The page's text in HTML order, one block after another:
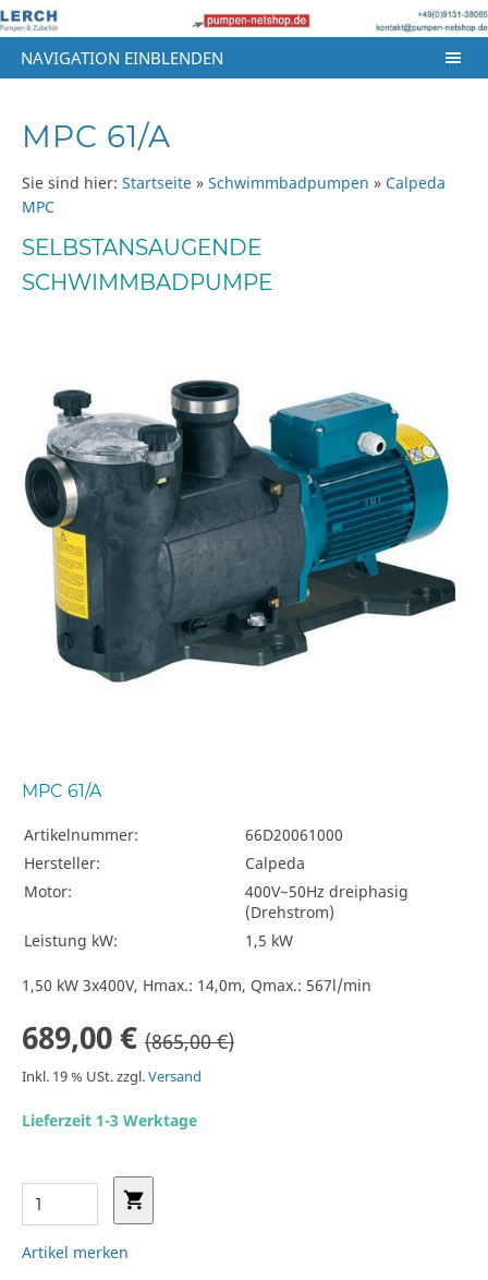
NAVIGATION EINBLENDEN
MPC 61/A
Sie sind hier: Startseite » Schwimmbadpumpen » Calpeda
MPC
SELBSTANSAUGENDE
SCHWIMMBADPUMPE
MPC 61/A
Artikelnummer:
66D20061000
Hersteller:
Calpeda
Motor:
400V~50Hz dreiphasig
(Drehstrom)
Leistung kW:
1,5 kW
1,50 kW 3x400V, Hmax.: 14,0m, Qmax.: 567l/min
689,00 € (865,00 €)
Inkl. 19 % USt. zzgl.Versand
Lieferzeit 1-3 Werktage
Artikel merken